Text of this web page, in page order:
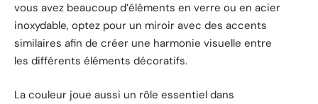
vous avez beaucoup d’éléments en verre ou en acier
inoxydable, optez pour un miroir avec des accents
similaires afin de créer une harmonie visuelle entre
les différents éléments décoratifs.
La couleur joue aussi un rôle essentiel dans